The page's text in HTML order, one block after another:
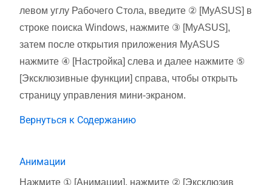
левом углу Рабочего Стола, введите ② [MyASUS] в
строке поиска Windows, нажмите ③ [MyASUS],
затем после открытия приложения MyASUS
нажмите ④ [Настройка] слева и далее нажмите ⑤
[Эксклюзивные функции] справа, чтобы открыть
страницу управления мини-экраном.
Вернуться к Содержанию
Анимации
Нажмите ① [Анимации], нажмите ② [Эксклюзив